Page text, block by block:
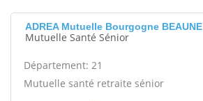
ADREA Mutuelle Bourgogne BEAUNE
Mutuelle Santé Sénior
Département: 21
Mutuelle santé retraite sénior